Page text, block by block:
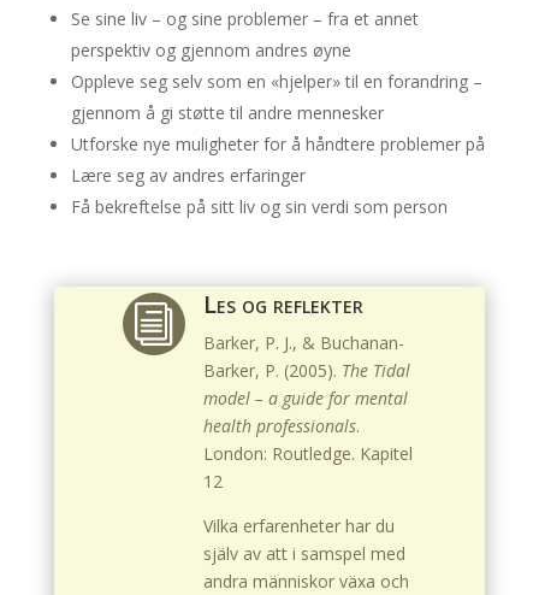
Se sine liv – og sine problemer – fra et annet
perspektiv og gjennom andres øyne
Oppleve seg selv som en «hjelper» til en forandring –
gjennom å gi støtte til andre mennesker
Utforske nye muligheter for å håndtere problemer på
Lære seg av andres erfaringer
Få bekreftelse på sitt liv og sin verdi som person
i Les og reflekter
Barker, P. J., & Buchanan-
Barker, P. (2005). The Tidal
model – a guide for mental
health professionals.
London: Routledge. Kapitel
12
Vilka erfarenheter har du
själv av att i samspel med
andra människor växa och